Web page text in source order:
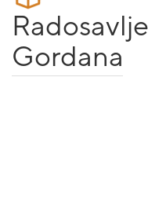
Gordana